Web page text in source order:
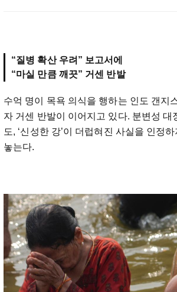
“질병 확산 우려” 보고서에
“마실 만큼 깨끗” 거센 반발
수억 명이 목욕 의식을 행하는 인도 갠지
자 거센 반발이 이어지고 있다. 분변성
도, ‘신성한 강’이 더럽혀진 사실을 인정
놓는다.